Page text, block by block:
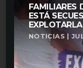
FAMILIARES
ESTÁ
NOTICIAS |